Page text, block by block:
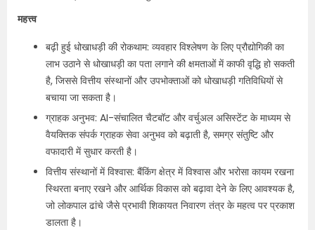
महत्त्व
बढ़ी हुई धोखाधड़ी की रोकथाम: व्यवहार विश्लेषण के लिए प्रौद्योगिकी का
लाभ उठाने से धोखाधड़ी का पता लगाने की क्षमताओं में काफी वृद्धि हो सकती
है, जिससे वित्तीय संस्थानों और उपभोक्ताओं को धोखाधड़ी गतिविधियों से
बचाया जा सकता है।
ग्राहक अनुभव: AI-संचालित चैटबॉट और वर्चुअल असिस्टेंट के माध्यम से
वैयक्तिक संपर्क ग्राहक सेवा अनुभव को बढ़ाती है, समग्र संतुष्टि और
वफादारी में सुधार करती है।
वित्तीय संस्थानों में विश्वास: बैंकिंग क्षेत्र में विश्वास और भरोसा कायम रखना
स्थिरता बनाए रखने और आर्थिक विकास को बढ़ावा देने के लिए आवश्यक है,
जो लोकपाल ढांचे जैसे प्रभावी शिकायत निवारण तंत्र के महत्व पर प्रकाश
डालता है।